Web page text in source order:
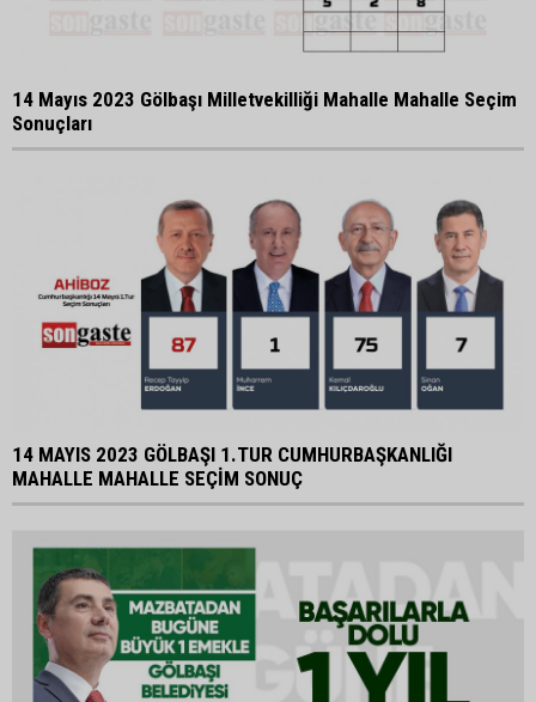
14 Mayıs 2023 Gölbaşı Milletvekilliği Mahalle Mahalle Seçim
Sonuçları
14 MAYIS 2023 GÖLBAŞI 1.TUR CUMHURBAŞKANLIĞI
MAHALLE MAHALLE SEÇİM SONUÇ